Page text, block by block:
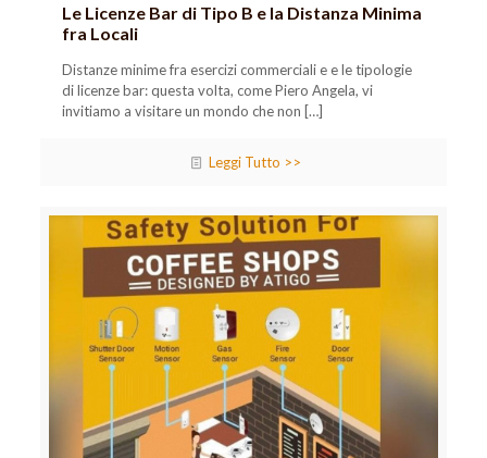
Le Licenze Bar di Tipo B e la Distanza Minima
fra Locali
Distanze minime fra esercizi commerciali e e le tipologie
di licenze bar: questa volta, come Piero Angela, vi
invitiamo a visitare un mondo che non […]
Leggi Tutto >>